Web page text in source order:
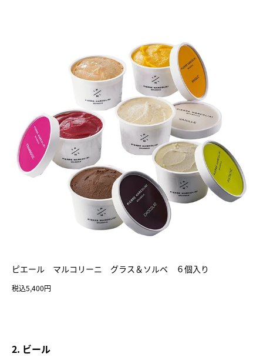
ピエール マルコリーニ グラス＆ソルベ ６個入り
税込5,400円
2. ビール